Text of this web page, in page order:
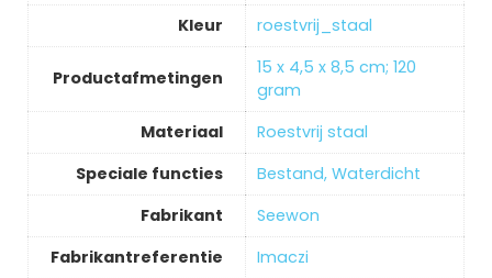
Kleur
‎roestvrij_staal
Productafmetingen
‎15 x 4,5 x 8,5 cm; 120
gram
Materiaal
‎Roestvrij staal
Speciale functies
‎Bestand, Waterdicht
Fabrikant
‎Seewon
Fabrikantreferentie
‎Imaczi